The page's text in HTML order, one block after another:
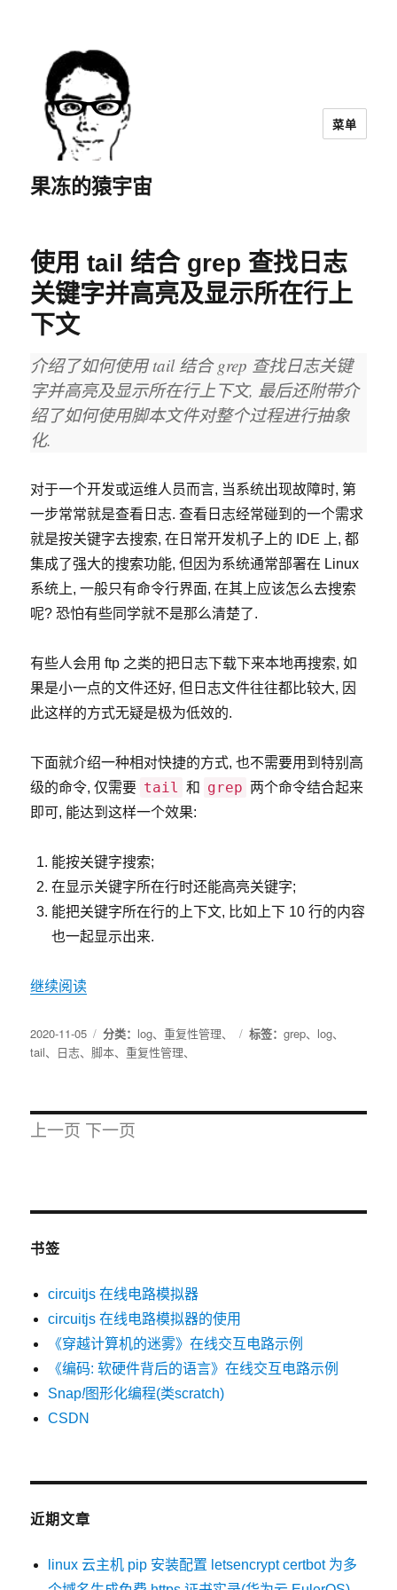
果冻的猿宇宙
菜单
使用 tail 结合 grep 查找日志
关键字并高亮及显示所在行上
下文
介绍了如何使用 tail 结合 grep 查找日志关键
字并高亮及显示所在行上下文, 最后还附带介
绍了如何使用脚本文件对整个过程进行抽象
化.
对于一个开发或运维人员而言, 当系统出现故障时, 第
一步常常就是查看日志. 查看日志经常碰到的一个需求
就是按关键字去搜索, 在日常开发机子上的 IDE 上, 都
集成了强大的搜索功能, 但因为系统通常部署在 Linux
系统上, 一般只有命令行界面, 在其上应该怎么去搜索
呢? 恐怕有些同学就不是那么清楚了.
有些人会用 ftp 之类的把日志下载下来本地再搜索, 如
果是小一点的文件还好, 但日志文件往往都比较大, 因
此这样的方式无疑是极为低效的.
下面就介绍一种相对快捷的方式, 也不需要用到特别高
级的命令, 仅需要 tail 和 grep 两个命令结合起来
即可, 能达到这样一个效果:
能按关键字搜索;
在显示关键字所在行时还能高亮关键字;
能把关键字所在行的上下文, 比如上下 10 行的内容
也一起显示出来.
继续阅读
2020-11-05 分类： log、重复性管理、 标签：grep、 log、
tail、 日志、脚本、重复性管理、
上一页 下一页
书签
circuitjs 在线电路模拟器
circuitjs 在线电路模拟器的使用
《穿越计算机的迷雾》在线交互电路示例
《编码: 软硬件背后的语言》在线交互电路示例
Snap!图形化编程(类scratch)
CSDN
近期文章
linux 云主机 pip 安装配置 letsencrypt certbot 为多